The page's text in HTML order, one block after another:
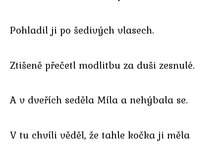
Pohladil ji po šedivých vlasech.
Ztišeně přečetl modlitbu za duši zesnulé.
A v dveřích seděla Míla a nehýbala se.
V tu chvíli věděl, že tahle kočka ji měla